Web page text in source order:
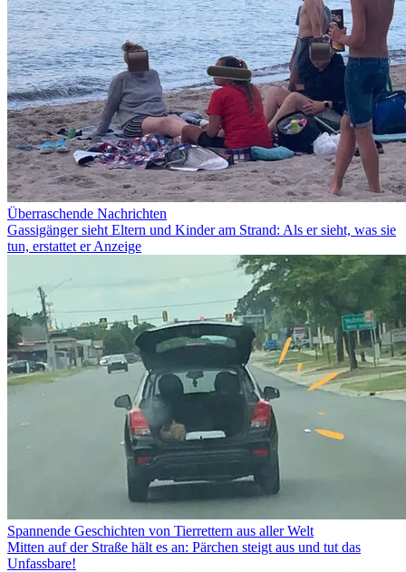
Überraschende Nachrichten
Gassigänger sieht Eltern und Kinder am Strand: Als er sieht, was sie
tun, erstattet er Anzeige
Spannende Geschichten von Tierrettern aus aller Welt
Mitten auf der Straße hält es an: Pärchen steigt aus und tut das
Unfassbare!